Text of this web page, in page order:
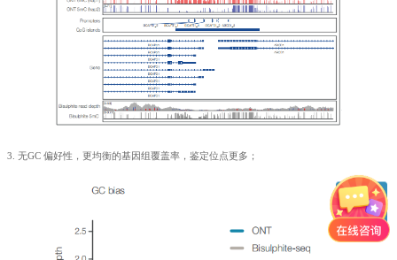
3. 无GC 偏好性，更均衡的基因组覆盖率，鉴定位点更多；